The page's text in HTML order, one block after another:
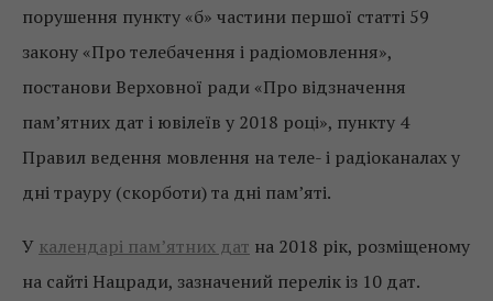
порушення пункту «б» частини першої статті 59
закону «Про телебачення і радіомовлення»,
постанови Верховної ради «Про відзначення
пам’ятних дат і ювілеїв у 2018 році», пункту 4
Правил ведення мовлення на теле- і радіоканалах у
дні трауру (скорботи) та дні пам’яті.
У календарі пам’ятних дат на 2018 рік, розміщеному
на сайті Нацради, зазначений перелік із 10 дат.